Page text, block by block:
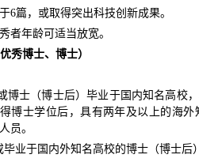
6篇，或取得突出科技创新成果。
者年龄可适当放宽。
秀博士、博士）
博士（博士后）毕业于国内知名高校
博士学位后，具有两年及以上的海
员。
业于国内外知名高校的博士（博士后